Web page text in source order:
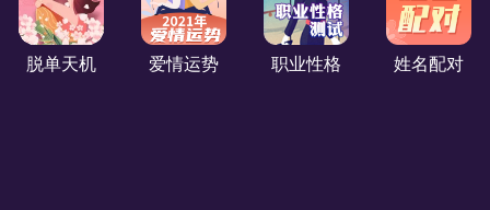
希望可以感情生活顺顺利利，测试还是比较准的。
脱单天机 爱情运势 职业性格 姓名配对